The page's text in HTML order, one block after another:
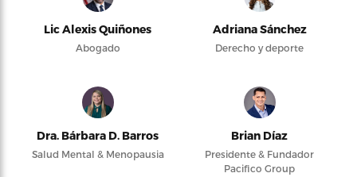
Lic Alexis Quiñones
Abogado
Adriana Sánchez
Derecho y deporte
Dra. Bárbara D. Barros
Salud Mental & Menopausia
Brian Díaz
Presidente & Fundador
Pacifico Group